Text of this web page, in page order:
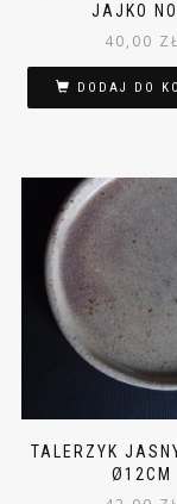
JAJKO
40,00 ZŁ
DODAJ DO
TALERZYK
Ø12CM